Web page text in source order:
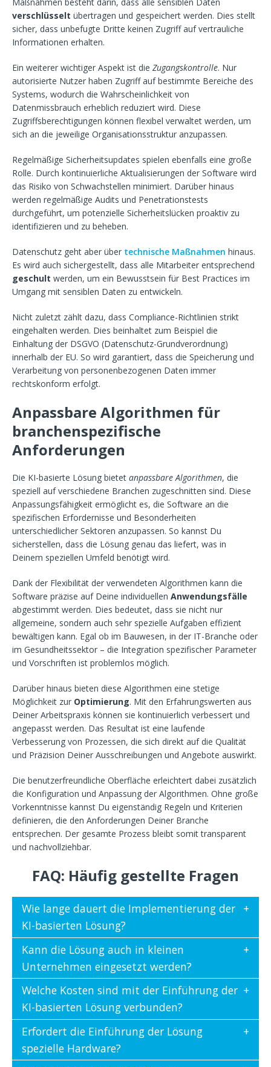
verschlüsselt übertragen und gespeichert werden. Dies stellt
sicher, dass unbefugte Dritte keinen Zugriff auf vertrauliche
Informationen erhalten.
Ein weiterer wichtiger Aspekt ist die Zugangskontrolle. Nur
autorisierte Nutzer haben Zugriff auf bestimmte Bereiche des
Systems, wodurch die Wahrscheinlichkeit von
Datenmissbrauch erheblich reduziert wird. Diese
Zugriffsberechtigungen können flexibel verwaltet werden, um
sich an die jeweilige Organisationsstruktur anzupassen.
Regelmäßige Sicherheitsupdates spielen ebenfalls eine große
Rolle. Durch kontinuierliche Aktualisierungen der Software wird
das Risiko von Schwachstellen minimiert. Darüber hinaus
werden regelmäßige Audits und Penetrationstests
durchgeführt, um potenzielle Sicherheitslücken proaktiv zu
identifizieren und zu beheben.
Datenschutz geht aber über technische Maßnahmen hinaus.
Es wird auch sichergestellt, dass alle Mitarbeiter entsprechend
geschult werden, um ein Bewusstsein für Best Practices im
Umgang mit sensiblen Daten zu entwickeln.
Nicht zuletzt zählt dazu, dass Compliance-Richtlinien strikt
eingehalten werden. Dies beinhaltet zum Beispiel die
Einhaltung der DSGVO (Datenschutz-Grundverordnung)
innerhalb der EU. So wird garantiert, dass die Speicherung und
Verarbeitung von personenbezogenen Daten immer
rechtskonform erfolgt.
Anpassbare Algorithmen für
branchenspezifische
Anforderungen
Die KI-basierte Lösung bietet anpassbare Algorithmen, die
speziell auf verschiedene Branchen zugeschnitten sind. Diese
Anpassungsfähigkeit ermöglicht es, die Software an die
spezifischen Erfordernisse und Besonderheiten
unterschiedlicher Sektoren anzupassen. So kannst Du
sicherstellen, dass die Lösung genau das liefert, was in
Deinem speziellen Umfeld benötigt wird.
Dank der Flexibilität der verwendeten Algorithmen kann die
Software präzise auf Deine individuellen Anwendungsfälle
abgestimmt werden. Dies bedeutet, dass sie nicht nur
allgemeine, sondern auch sehr spezielle Aufgaben effizient
bewältigen kann. Egal ob im Bauwesen, in der IT-Branche oder
im Gesundheitssektor – die Integration spezifischer Parameter
und Vorschriften ist problemlos möglich.
Darüber hinaus bieten diese Algorithmen eine stetige
Möglichkeit zur Optimierung. Mit den Erfahrungswerten aus
Deiner Arbeitspraxis können sie kontinuierlich verbessert und
angepasst werden. Das Resultat ist eine laufende
Verbesserung von Prozessen, die sich direkt auf die Qualität
und Präzision Deiner Ausschreibungen und Angebote auswirkt.
Die benutzerfreundliche Oberfläche erleichtert dabei zusätzlich
die Konfiguration und Anpassung der Algorithmen. Ohne große
Vorkenntnisse kannst Du eigenständig Regeln und Kriterien
definieren, die den Anforderungen Deiner Branche
entsprechen. Der gesamte Prozess bleibt somit transparent
und nachvollziehbar.
FAQ: Häufig gestellte Fragen
Wie lange dauert die Implementierung der
KI-basierten Lösung?
Kann die Lösung auch in kleinen
Unternehmen eingesetzt werden?
Welche Kosten sind mit der Einführung der
KI-basierten Lösung verbunden?
Erfordert die Einführung der Lösung
spezielle Hardware?